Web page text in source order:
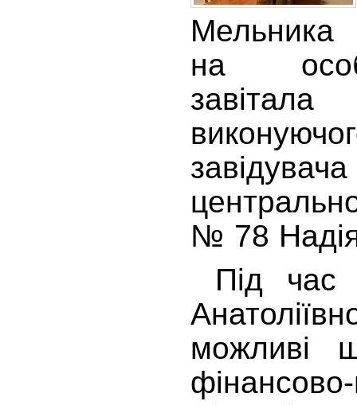
Мельника
на
№ 78
Під час
можливі
фінансово-